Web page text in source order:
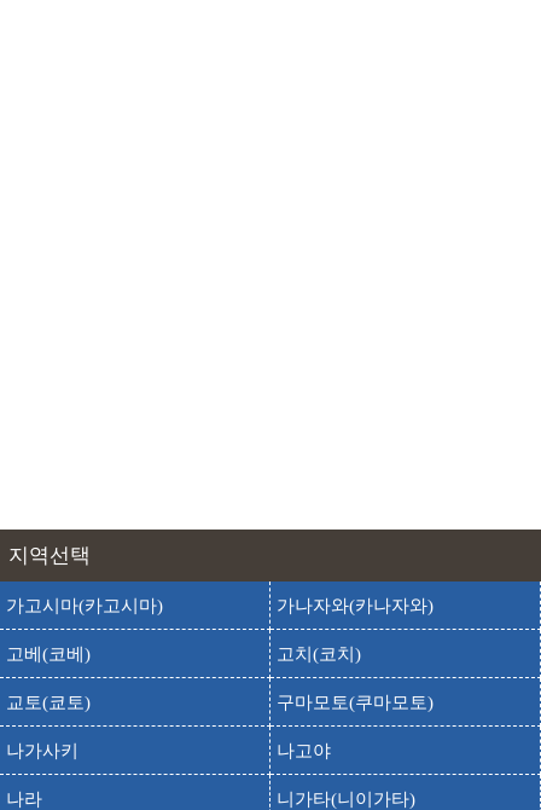
출발 도착
출발
도착
돗토리현립 오야마 자연역사관
출발
도착
마스미즈 고원 스키장
출발
도착 모리노쿠니 오야마 필드 애슬레틱
출발 도착
미나토야마 공원
지역선택
가고시마(카고시마) 가나자와(카나자와)
고베(코베) 고치(코치)
교토(쿄토) 구마모토(쿠마모토)
나가사키 나고야
나라 니가타(니이가타)